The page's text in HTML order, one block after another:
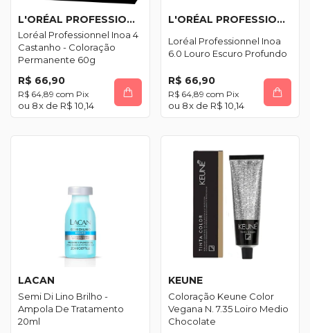
L'ORÉAL PROFESSIONNEL
Loréal Professionnel Inoa 4
Castanho - Coloração
Permanente 60g
R$ 66,90
R$ 64,89 com Pix
8x de R$ 10,14
L'ORÉAL PROFESSIONNEL
Loréal Professionnel Inoa
6.0 Louro Escuro Profundo
R$ 66,90
R$ 64,89 com Pix
8x de R$ 10,14
LACAN
Semi Di Lino Brilho -
Ampola De Tratamento
20ml
KEUNE
Coloração Keune Color
Vegana N. 7.35 Loiro Medio
Chocolate